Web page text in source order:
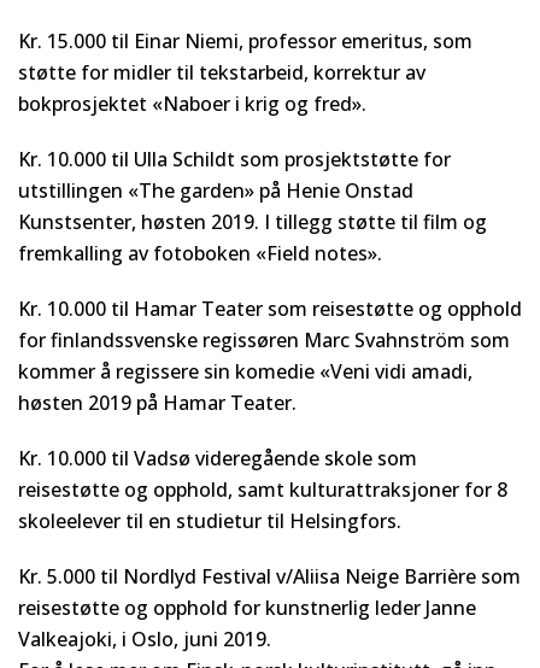
Kr. 15.000 til Einar Niemi, professor emeritus, som
støtte for midler til tekstarbeid, korrektur av
bokprosjektet «Naboer i krig og fred».
Kr. 10.000 til Ulla Schildt som prosjektstøtte for
utstillingen «The garden» på Henie Onstad
Kunstsenter, høsten 2019. I tillegg støtte til film og
fremkalling av fotoboken «Field notes».
Kr. 10.000 til Hamar Teater som reisestøtte og opphold
for finlandssvenske regissøren Marc Svahnström som
kommer å regissere sin komedie «Veni vidi amadi,
høsten 2019 på Hamar Teater.
Kr. 10.000 til Vadsø videregående skole som
reisestøtte og opphold, samt kulturattraksjoner for 8
skoleelever til en studietur til Helsingfors.
Kr. 5.000 til Nordlyd Festival v/Aliisa Neige Barrière som
reisestøtte og opphold for kunstnerlig leder Janne
Valkeajoki, i Oslo, juni 2019.